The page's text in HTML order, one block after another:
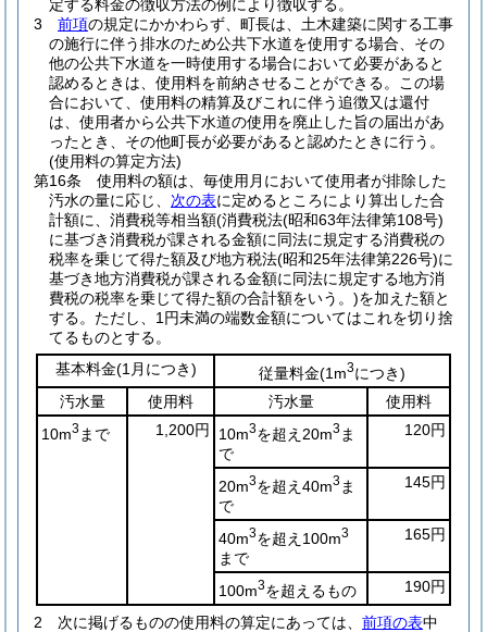
定する料金の徴収方法の例により徴収する。
3
前項の規定にかかわらず、町長は、土木建築に関する工事
の施行に伴う排水のため公共下水道を使用する場合、その
他の公共下水道を一時使用する場合において必要があると
認めるときは、使用料を前納させることができる。
この場
合において、使用料の精算及びこれに伴う追徴又は還付
は、使用者から公共下水道の使用を廃止した旨の届出があ
ったとき、その他町長が必要があると認めたときに行う。
(使用料の算定方法)
第16条
使用料の額は、毎使用月において使用者が排除した
汚水の量に応じ、 次の表に定めるところにより算出した合
計額に、消費税等相当額(消費税法(昭和63年法律第108号)
に基づき消費税が課される金額に同法に規定する消費税の
税率を乗じて得た額及び地方税法(昭和25年法律第226号)に
基づき地方消費税が課される金額に同法に規定する地方消
費税の税率を乗じて得た額の合計額をいう。)を加えた額と
する。 ただし、1円未満の端数金額についてはこれを切り捨
てるものとする。
基本料金(1月につき) 従量料金(1m3につき)
汚水量
使用料 汚水量
使用料
10m3 まで 1,200円 10m3を超え20m3 ま
で
120円
20m3を超え40m3 ま
で
145円
40m3を超え100m3
まで
165円
100m3を超えるもの 190円
2 次に掲げるものの使用料の算定にあっては、 前項の表中